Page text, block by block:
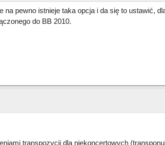
na pewno istnieje taka opcja i da się to ustawić,
do BB 2010.
transpozycji dla niekoncertowych